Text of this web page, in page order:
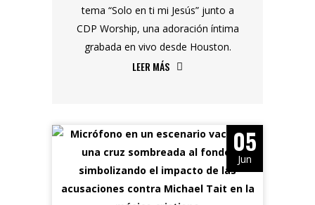
tema “Solo en ti mi Jesús” junto a
CDP Worship, una adoración íntima
grabada en vivo desde Houston.
LEER MÁS
05
Jun